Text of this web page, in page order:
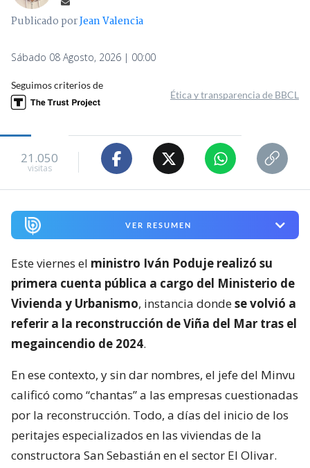
Publicado porJean Valencia
Sábado 08 Agosto, 2026 | 00:00
Seguimos criterios de
Ética y transparencia de BBCL
21.050
visitas
VER RESUMEN
Este viernes el ministro Iván Poduje realizó su
primera cuenta pública a cargo del Ministerio de
Vivienda y Urbanismo, instancia dondese volvió a
referir a la reconstrucción de Viña del Mar tras el
megaincendio de 2024.
En ese contexto, y sin dar nombres, el jefe del Minvu
calificó como “chantas” a las empresas cuestionadas
por la reconstrucción. Todo, a días del inicio de los
peritajes especializados en las viviendas de la
constructora San Sebastián en el sector El Olivar.